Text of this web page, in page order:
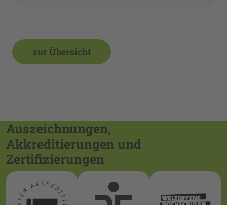
zur Übersicht
Auszeichnungen,
Akkreditierungen und
Zertifizierungen